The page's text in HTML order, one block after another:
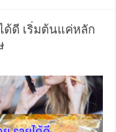
ด้ดี เริ่มต้นแค่หลัก